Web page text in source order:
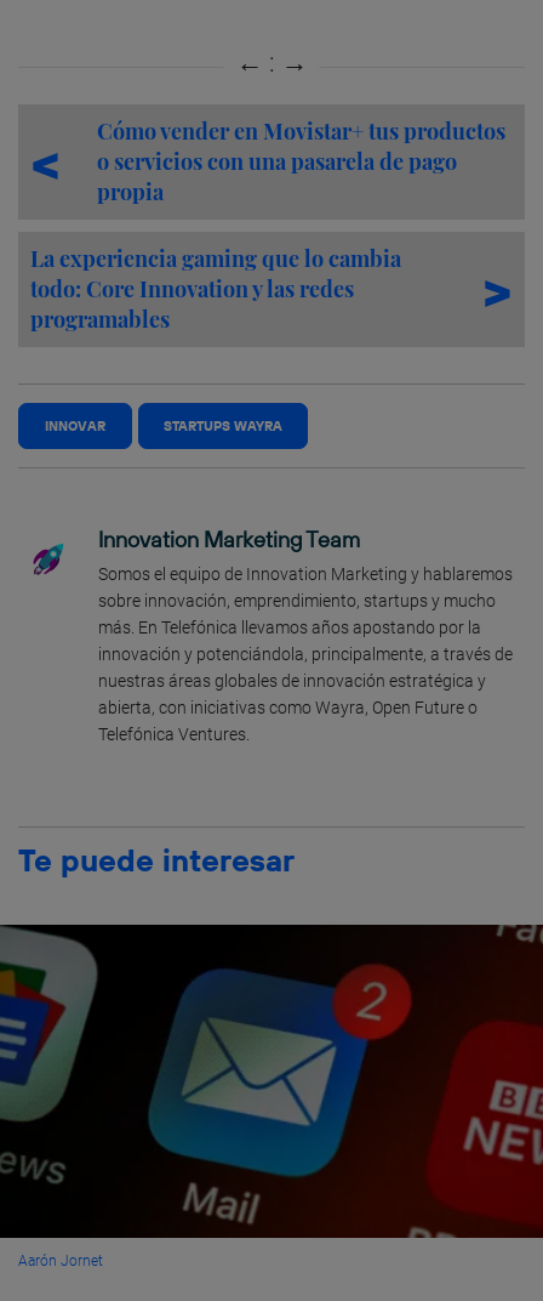
Cómo vender en Movistar+ tus productos
o servicios con una pasarela de pago
propia
La experiencia gaming que lo cambia
todo: Core Innovation y las redes
programables
INNOVAR STARTUPS WAYRA
Innovation Marketing Team
Somos el equipo de Innovation Marketing y hablaremos
sobre innovación, emprendimiento, startups y mucho
más. En Telefónica llevamos años apostando por la
innovación y potenciándola, principalmente, a través de
nuestras áreas globales de innovación estratégica y
abierta, con iniciativas como Wayra, Open Future o
Telefónica Ventures.
Te puede interesar
Aarón Jornet